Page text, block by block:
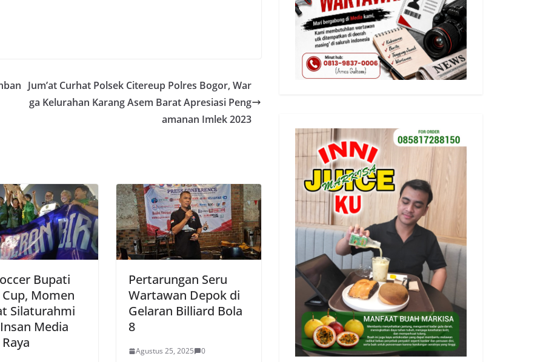
Jum’at Curhat Polsek Citereup Polres Bogor, War
ga Kelurahan Karang Asem Barat Apresiasi Peng
amanan Imlek 2023
Bupati
Momen
Silaturahmi
Media
Pertarungan Seru
Wartawan Depok di
Gelaran Billiard Bola
8
Agustus 25, 2025 0